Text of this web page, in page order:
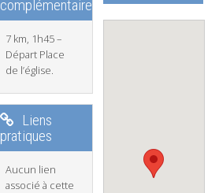
complémentaires
7 km, 1h45 –
Départ Place
de l’église.
Liens
pratiques
Aucun lien
associé à cette